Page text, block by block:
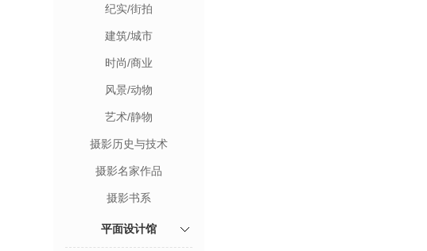
纪实/街拍
建筑/城市
时尚/商业
风景/动物
艺术/静物
摄影历史与技术
摄影名家作品
摄影书系
平面设计馆